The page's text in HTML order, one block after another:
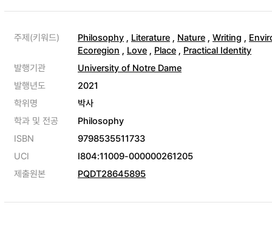
주제(키워드) Philosophy , Literature , Nature , Writing ,
Ecoregion , Love , Place , Practical Identity
발행기관
University of Notre Dame
발행년도
2021
학위명
박사
학과 및 전공
Philosophy
ISBN
9798535511733
UCI
I804:11009-000000261205
제출원본
PQDT28645895